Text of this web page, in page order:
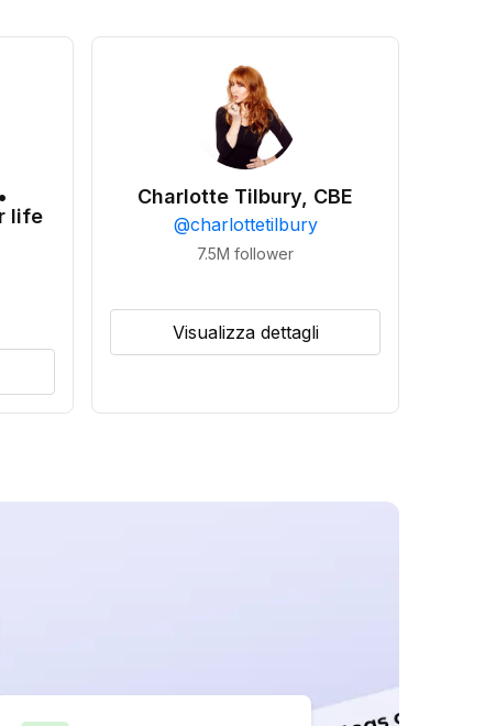
life
Charlotte Tilbury, CBE
@charlottetilbury
7.5M follower
Visualizza dettagli